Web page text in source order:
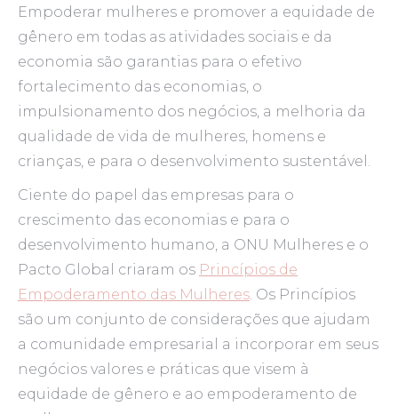
Empoderar mulheres e promover a equidade de
gênero em todas as atividades sociais e da
economia são garantias para o efetivo
fortalecimento das economias, o
impulsionamento dos negócios, a melhoria da
qualidade de vida de mulheres, homens e
crianças, e para o desenvolvimento sustentável.
Ciente do papel das empresas para o
crescimento das economias e para o
desenvolvimento humano, a ONU Mulheres e o
Pacto Global criaram os Princípios de
Empoderamento das Mulheres. Os Princípios
são um conjunto de considerações que ajudam
a comunidade empresarial a incorporar em seus
negócios valores e práticas que visem à
equidade de gênero e ao empoderamento de